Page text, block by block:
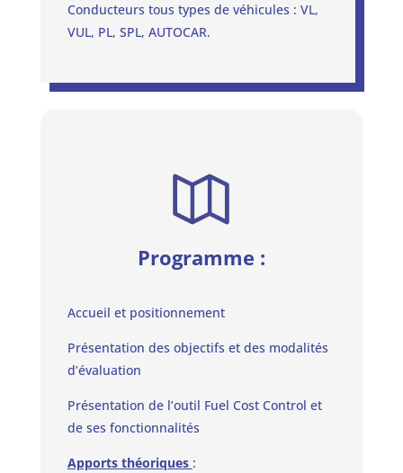
Conducteurs tous types de véhicules : VL,
VUL, PL, SPL, AUTOCAR.
Programme :
Accueil et positionnement
Présentation des objectifs et des modalités
d’évaluation
Présentation de l’outil Fuel Cost Control et
de ses fonctionnalités
Apports théoriques :